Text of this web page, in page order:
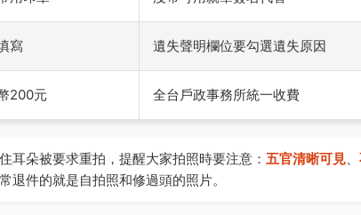
寫 遺失聲明欄位要勾選遺失原因
200元 全台戶政事務所統一收費
耳朵被要求重拍，提醒大家拍照時要注意： 五官清晰可見、
退件的就是自拍照和修過頭的照片。